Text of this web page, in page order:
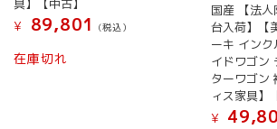
具】【中古】
¥
89,801 (税込）
在庫切れ
国産 【法
台入荷】【
ーキ イン
イドワゴン
ターワゴン
ィス家具】
¥